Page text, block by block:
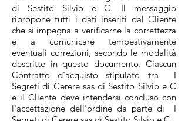
di Sestito Silvio e C. Il messaggio
ripropone tutti i dati inseriti dal Cliente
che si impegna a verificarne la correttezza
e a comunicare tempestivamente
eventuali correzioni, secondo le modalità
descritte in questo documento. Ciascun
Contratto d'acquisto stipulato tra I
Segreti di Cerere sas di Sestito Silvio e C
e il Cliente deve intendersi concluso con
l'accettazione dell'ordine da parte di I